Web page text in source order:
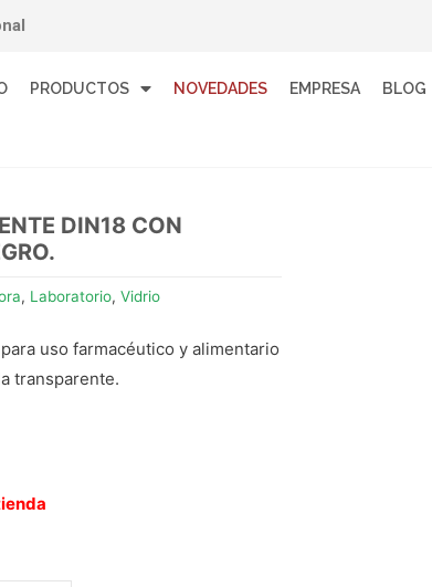
PRODUCTOS NOVEDADES EMPRESA BLOG
DIN18 CON
, Laboratorio, Vidrio
uso farmacéutico y alimentario
transparente.